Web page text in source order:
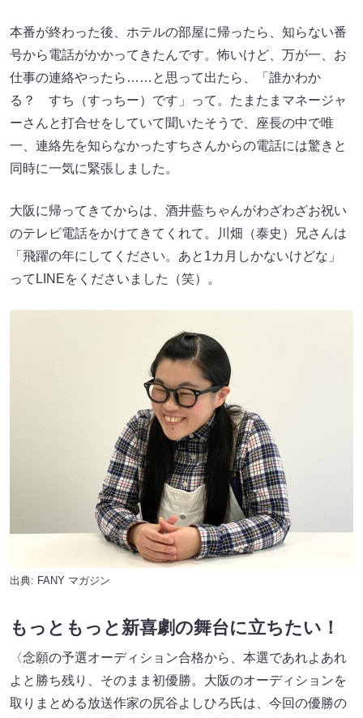
本番が終わった後、ホテルの部屋に帰ったら、知らない番
号から電話がかかってきたんです。怖いけど、万が一、お
仕事の連絡やったら……と思って出たら、「誰かわか
る？ すち（すっちー）です」って。たまたまマネージャ
ーさんと打合せをしていて聞いたそうで、座長の中で唯
一、連絡先を知らなかったすちさんからの電話には驚きと
同時に一気に緊張しました。
大阪に帰ってきてからは、酒井藍ちゃんがわざわざお祝い
のテレビ電話をかけてきてくれて。川畑（泰史）兄さんは
「飛躍の年にしてください。あと1カ月しかないけどな」
ってLINEをくださいました（笑）。
出典: FANY マガジン
もっともっと新喜劇の舞台に立ちたい！
〈念願の予選オーディション合格から、本選であれよあれ
よと勝ち残り、そのまま初優勝。大阪のオーディションを
取りまとめる放送作家の尻谷よしひろ氏は、今回の優勝の